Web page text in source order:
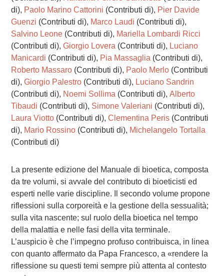
di), Paolo Marino Cattorini (Contributi di), Pier Davide
Guenzi (Contributi di), Marco Laudi (Contributi di),
Salvino Leone(Contributi di), Mariella Lombardi Ricci
(Contributi di), Giorgio Lovera (Contributi di), Luciano
Manicardi (Contributi di), Pia Massaglia (Contributi di),
Roberto Massaro(Contributi di), Paolo Merlo(Contributi
di), Giorgio Palestro(Contributi di), Luciano Sandrin
(Contributi di), Noemi Sollima (Contributi di), Alberto
Tibaudi (Contributi di), Simone Valeriani (Contributi di),
Laura Viotto(Contributi di), Clementina Peris(Contributi
di), Mario Rossino(Contributi di), Michelangelo Tortalla
(Contributi di)
La presente edizione del Manuale di bioetica, composta
da tre volumi, si avvale del contributo di bioeticisti ed
esperti nelle varie discipline. Il secondo volume propone
riflessioni sulla corporeità e la gestione della sessualità;
sulla vita nascente; sul ruolo della bioetica nel tempo
della malattia e nelle fasi della vita terminale.
L’auspicio è che l’impegno profuso contribuisca, in linea
con quanto affermato da Papa Francesco, a «rendere la
riflessione su questi temi sempre più attenta al contesto